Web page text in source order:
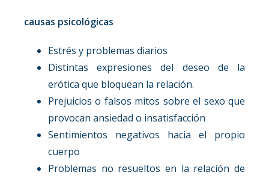
causas psicológicas
Estrés y problemas diarios
Distintas expresiones del deseo de la
erótica que bloquean la relación.
Prejuicios o falsos mitos sobre el sexo que
provocan ansiedad o insatisfacción
Sentimientos negativos hacia el propio
cuerpo
Problemas no resueltos en la relación de